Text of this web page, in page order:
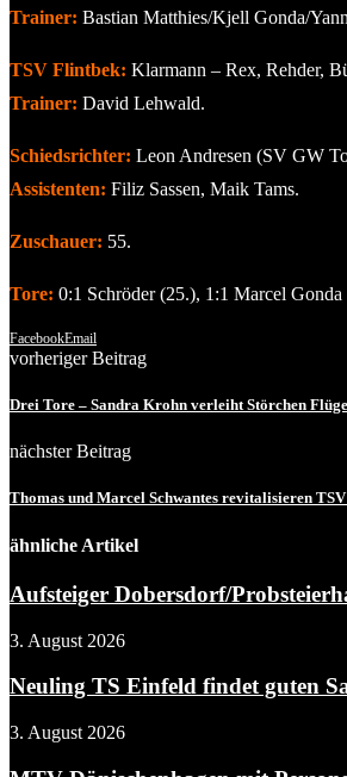
Trainer: Bastian Matthies/Kjell Gonda/
TSV Flintbek: Klarmann – Rex, Rehder,
Trainer: David Lehwald.
Schiedsrichter: Leon Andresen (SV GW
Assistenten: Filiz Sassen, Maik Tams.
Zuschauer: 55.
Tore: 0:1 Schröder (25.), 1:1 Marcel
FacebookEmail
vorheriger Beitrag
Drei Tore – Sandra Krohn verleiht Störchen
nächster Beitrag
Thomas und Marcel Schwantes revitalisieren TSV
ähnliche Artikel
Aufsteiger Dobersdorf/
3. August 2026
Neuling TS Einfeld findet guten
3. August 2026